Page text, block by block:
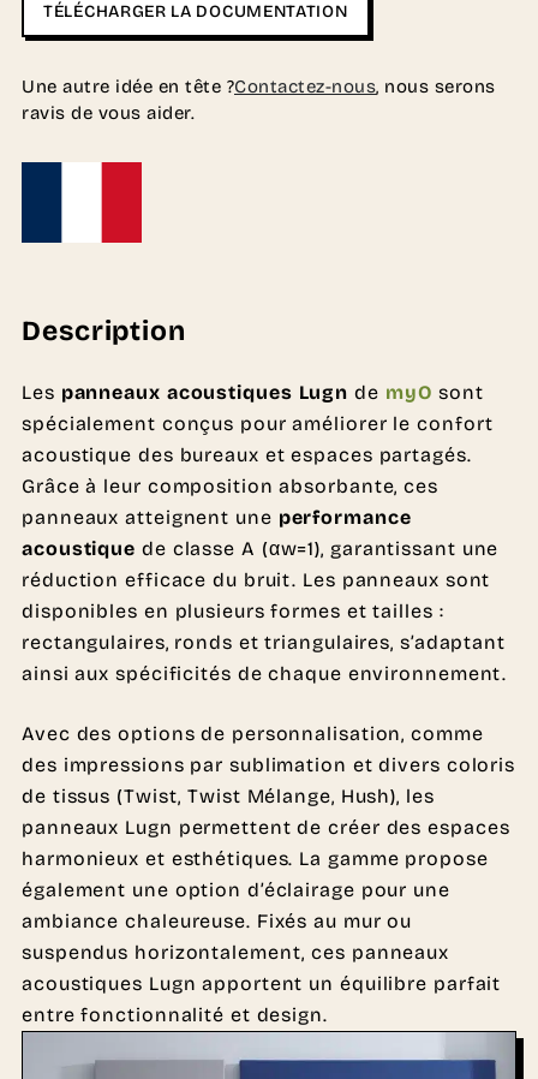
TÉLÉCHARGER LA DOCUMENTATION
Une autre idée en tête ?Contactez-nous, nous serons
ravis de vous aider.
Description
Les panneaux acoustiques Lugn de myO sont
spécialement conçus pour améliorer le confort
acoustique des bureaux et espaces partagés.
Grâce à leur composition absorbante, ces
panneaux atteignent une performance
acoustique de classe A (αw=1), garantissant une
réduction efficace du bruit. Les panneaux sont
disponibles en plusieurs formes et tailles :
rectangulaires, ronds et triangulaires, s’adaptant
ainsi aux spécificités de chaque environnement.
Avec des options de personnalisation, comme
des impressions par sublimation et divers coloris
de tissus (Twist, Twist Mélange, Hush), les
panneaux Lugn permettent de créer des espaces
harmonieux et esthétiques. La gamme propose
également une option d’éclairage pour une
ambiance chaleureuse. Fixés au mur ou
suspendus horizontalement, ces panneaux
acoustiques Lugn apportent un équilibre parfait
entre fonctionnalité et design.